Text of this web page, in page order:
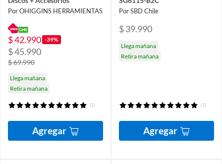
Por OHIGGINS HERRAMIENTAS
$ 42.990 -39%
$ 45.990
$ 69.990
Llega mañana
Retira mañana
(2)
Agregar
Por SBD Chile
$ 39.990
Llega mañana
Retira mañana
(2)
Agregar